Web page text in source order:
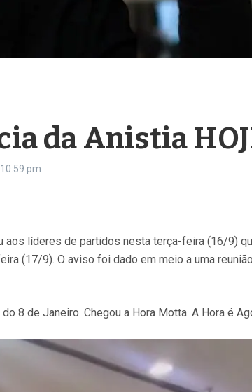
da Anistia
10:59 pm
líderes de partidos nesta terça-feira (16/9)
(17/9). O aviso foi dado em meio a uma
8 de Janeiro. Chegou a Hora Motta. A Hora é